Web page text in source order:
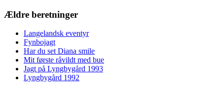
Ældre beretninger
Langelandsk eventyr
Fynbojagt
Har du set Diana smile
Mit første råvildt med bue
Jagt på Lyngbygård 1993
Lyngbygård 1992